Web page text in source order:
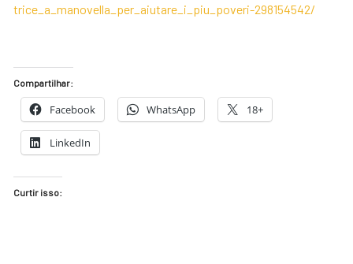
trice_a_manovella_per_aiutare_i_piu_poveri-298154542/
Compartilhar:
Facebook WhatsApp 18+
LinkedIn
Curtir isso: